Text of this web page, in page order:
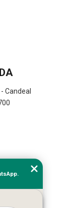
Candeal